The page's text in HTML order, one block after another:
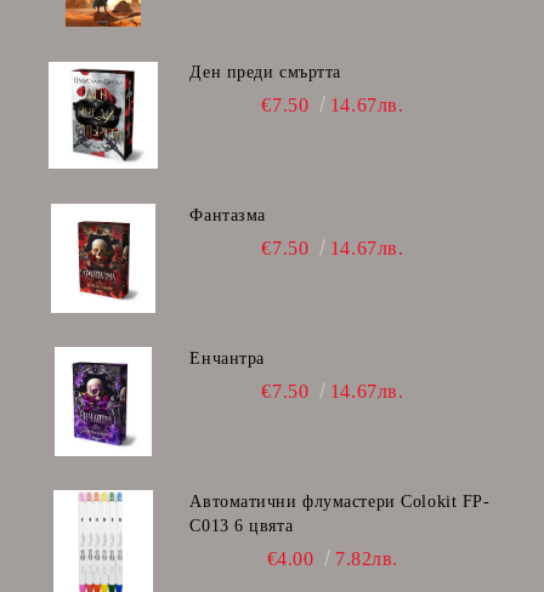
Ден преди смъртта
€7.50 14.67лв.
Фантазма
€7.50 14.67лв.
Енчантра
€7.50 14.67лв.
Автоматични флумастери Colokit FP-
C013 6 цвята
€4.00 7.82лв.